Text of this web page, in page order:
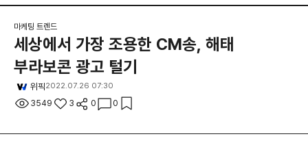
마케팅 트렌드
세상에서 가장 조용한 CM송, 해태
부라보콘 광고 털기
위픽2022.07.26 07:30
3549 3 0 0